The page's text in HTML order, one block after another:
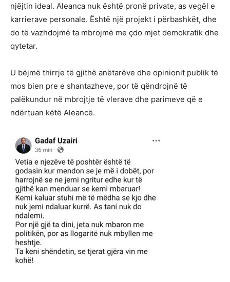
njëjtin ideal. Aleanca nuk është pronë private, as vegël e
karrierave personale. Është një projekt i përbashkët, dhe
do të vazhdojmë ta mbrojmë me çdo mjet demokratik dhe
qytetar.
U bëjmë thirrje të gjithë anëtarëve dhe opinionit publik të
mos bien pre e shantazheve, por të qëndrojnë të
palëkundur në mbrojtje të vlerave dhe parimeve që e
ndërtuan këtë Aleancë.